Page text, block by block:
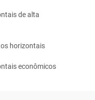
de alta
horizontais
econômicos